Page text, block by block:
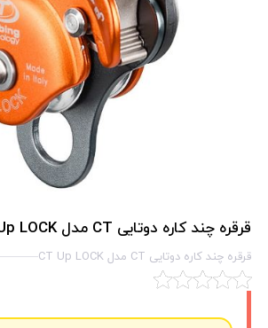
قرقره چند کاره دوتایی CT مدل CT Up LOCK
قرقره چند کاره دوتایی CT مدل CT Up LOCK